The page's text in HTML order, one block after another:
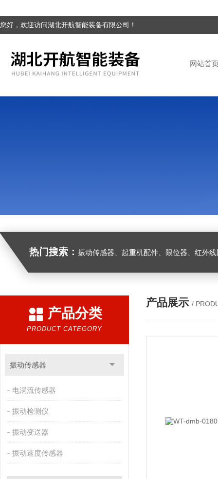
您好，欢迎访问湖北开航智能装备有限公司！
网站首
热门搜索： 振动传感器、起重机配件、限位器、红外线防撞器
产品分类
PRODUCT CATEGORY
振动传感器
电涡流传感器
振动检测仪
振动变送器
振动速度传感器
产品展示 /